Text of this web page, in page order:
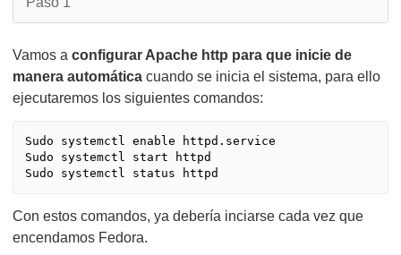
Vamos a configurar Apache http para que inicie de
manera automática cuando se inicia el sistema, para ello
ejecutaremos los siguientes comandos:
Sudo systemctl enable httpd.service
Sudo systemctl start httpd
Sudo systemctl status httpd
Con estos comandos, ya debería inciarse cada vez que
encendamos Fedora.